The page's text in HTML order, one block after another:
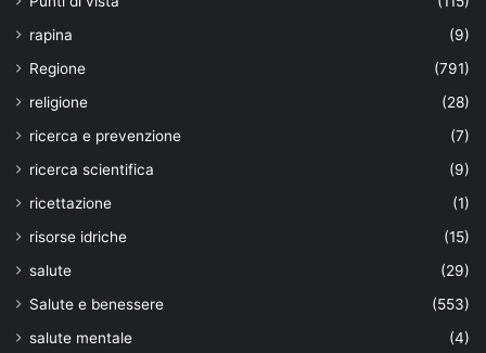
rapina
(9)
Regione
(791)
religione
(28)
ricerca e prevenzione
(7)
ricerca scientifica
(9)
ricettazione
(1)
risorse idriche
(15)
salute
(29)
Salute e benessere
(553)
salute mentale
(4)